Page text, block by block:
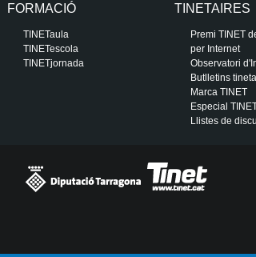
FORMACIÓ
TINETaula
TINETescola
TINETjornada
TINETAIRES
Premi TINET
per Internet
Observatori
Butlletins
Marca TINET
Especial
Llistes de